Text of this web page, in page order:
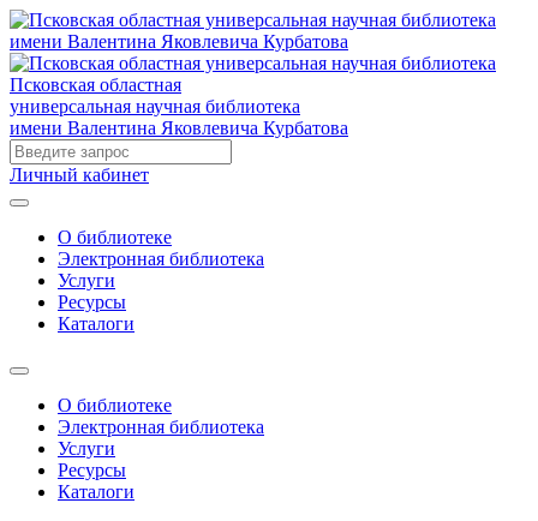
Псковская областная
универсальная научная библиотека
имени Валентина Яковлевича Курбатова
Личный кабинет
О библиотеке
Электронная библиотека
Услуги
Ресурсы
Каталоги
О библиотеке
Электронная библиотека
Услуги
Ресурсы
Каталоги